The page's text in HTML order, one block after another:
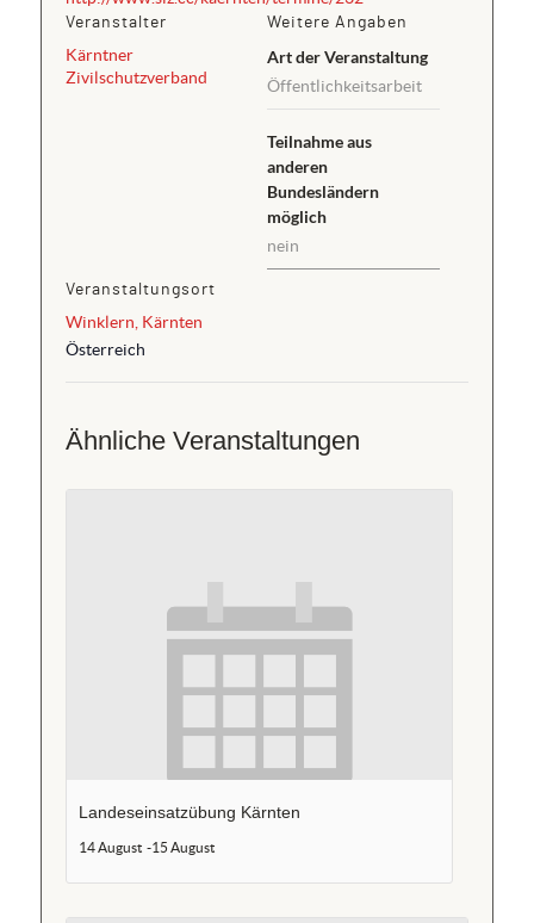
Veranstaltungsort
Winklern, Kärnten
Österreich
Veranstalter
Kärntner
Zivilschutzverband
Weitere Angaben
Art der Veranstaltung
Öffentlichkeitsarbeit
Teilnahme aus
anderen
Bundesländern
möglich
nein
Ähnliche Veranstaltungen
Landeseinsatzübung Kärnten
14 August -15 August